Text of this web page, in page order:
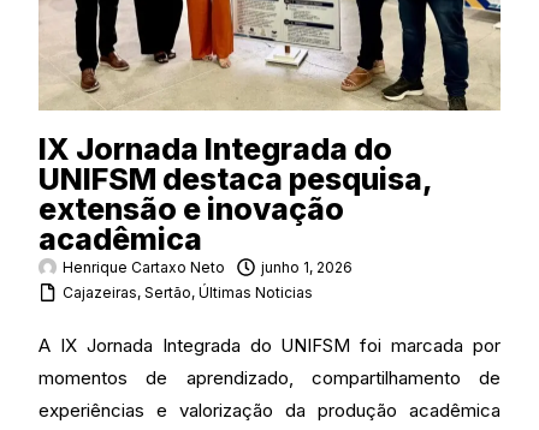
IX Jornada Integrada do
UNIFSM destaca pesquisa,
extensão e inovação
acadêmica
Henrique Cartaxo Neto
junho 1, 2026
Cajazeiras,Sertão,Últimas Noticias
A IX Jornada Integrada do UNIFSM foi marcada por
momentos de aprendizado, compartilhamento de
experiências e valorização da produção acadêmica